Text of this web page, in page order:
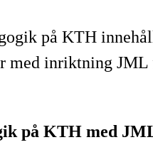
på KTH
med inriktning
på KTH med